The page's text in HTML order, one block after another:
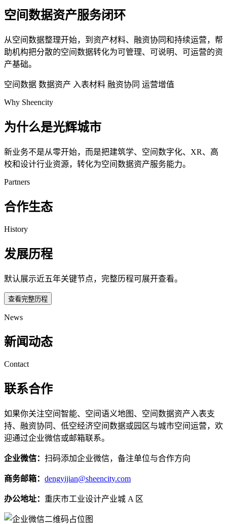
空间数据资产服务闭环
从空间数据整理开始，到资产材料、融资协同和持续运营，帮
助机构把分散的空间数据转化为可管理、可说明、可运营的资
产基础。
空间数据 数据资产 入表材料 融资协同 运营增值
Why Sheencity
为什么是光辉城市
新业务不是从零开始，而是把建筑学、空间数字化、XR、高
校和设计行业资源，转化为空间数据资产服务能力。
Partners
合作生态
History
发展历程
默认展示近五年关键节点，完整历程可展开查看。
查看完整历程
News
新闻动态
Contact
联系合作
如果你关注空间智能、空间语义地图、空间数据资产入表支
持、融资协同、低空经济空间数据或园区与城市空间运营，欢
迎通过企业微信或邮箱联系。
企业微信： 扫码添加企业微信，备注单位与合作方向
商务邮箱： dengyijian@sheencity.com
办公地址： 重庆市工业设计产业城 A 区